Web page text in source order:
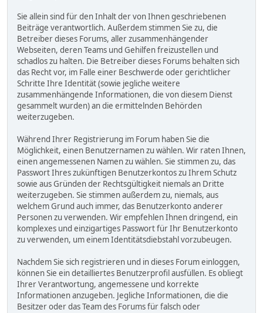
Sie allein sind für den Inhalt der von Ihnen geschriebenen
Beiträge verantwortlich. Außerdem stimmen Sie zu, die
Betreiber dieses Forums, aller zusammenhängender
Webseiten, deren Teams und Gehilfen freizustellen und
schadlos zu halten. Die Betreiber dieses Forums behalten sich
das Recht vor, im Falle einer Beschwerde oder gerichtlicher
Schritte Ihre Identität (sowie jegliche weitere
zusammenhängende Informationen, die von diesem Dienst
gesammelt wurden) an die ermittelnden Behörden
weiterzugeben.
Während Ihrer Registrierung im Forum haben Sie die
Möglichkeit, einen Benutzernamen zu wählen. Wir raten Ihnen,
einen angemessenen Namen zu wählen. Sie stimmen zu, das
Passwort Ihres zukünftigen Benutzerkontos zu Ihrem Schutz
sowie aus Gründen der Rechtsgültigkeit niemals an Dritte
weiterzugeben. Sie stimmen außerdem zu, niemals, aus
welchem Grund auch immer, das Benutzerkonto anderer
Personen zu verwenden. Wir empfehlen Ihnen dringend, ein
komplexes und einzigartiges Passwort für Ihr Benutzerkonto
zu verwenden, um einem Identitätsdiebstahl vorzubeugen.
Nachdem Sie sich registrieren und in dieses Forum einloggen,
können Sie ein detailliertes Benutzerprofil ausfüllen. Es obliegt
Ihrer Verantwortung, angemessene und korrekte
Informationen anzugeben. Jegliche Informationen, die die
Besitzer oder das Team des Forums für falsch oder